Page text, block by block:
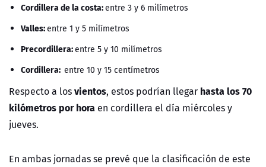
Cordillera de la costa:entre 3 y 6 milímetros
Valles:entre 1 y 5 milímetros
Precordillera:entre 5 y 10 milímetros
Cordillera: entre 10 y 15 centímetros
Respecto a losvientos, estos podrían llegar hasta los 70
kilómetros por hora en cordillera el día miércoles y
jueves.
En ambas jornadas se prevé que la clasificación de este